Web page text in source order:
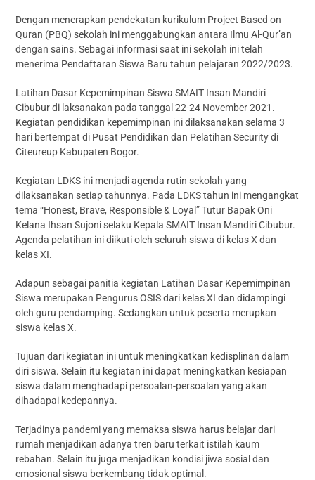
Dengan menerapkan pendekatan kurikulum Project Based on
Quran (PBQ) sekolah ini menggabungkan antara Ilmu Al-Qur’an
dengan sains. Sebagai informasi saat ini sekolah ini telah
menerima Pendaftaran Siswa Baru tahun pelajaran 2022/2023.
Latihan Dasar Kepemimpinan Siswa SMAIT Insan Mandiri
Cibubur di laksanakan pada tanggal 22-24 November 2021.
Kegiatan pendidikan kepemimpinan ini dilaksanakan selama 3
hari bertempat di Pusat Pendidikan dan Pelatihan Security di
Citeureup Kabupaten Bogor.
Kegiatan LDKS ini menjadi agenda rutin sekolah yang
dilaksanakan setiap tahunnya. Pada LDKS tahun ini mengangkat
tema “Honest, Brave, Responsible & Loyal” Tutur Bapak Oni
Kelana Ihsan Sujoni selaku Kepala SMAIT Insan Mandiri Cibubur.
Agenda pelatihan ini diikuti oleh seluruh siswa di kelas X dan
kelas XI.
Adapun sebagai panitia kegiatan Latihan Dasar Kepemimpinan
Siswa merupakan Pengurus OSIS dari kelas XI dan didampingi
oleh guru pendamping. Sedangkan untuk peserta merupkan
siswa kelas X.
Tujuan dari kegiatan ini untuk meningkatkan kedisplinan dalam
diri siswa. Selain itu kegiatan ini dapat meningkatkan kesiapan
siswa dalam menghadapi persoalan-persoalan yang akan
dihadapai kedepannya.
Terjadinya pandemi yang memaksa siswa harus belajar dari
rumah menjadikan adanya tren baru terkait istilah kaum
rebahan. Selain itu juga menjadikan kondisi jiwa sosial dan
emosional siswa berkembang tidak optimal.